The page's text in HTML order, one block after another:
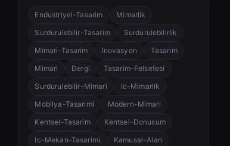
Endustriyel-Tasarim
Mimarlik
Surdurulebilir-Tasarim
Surdurulebilirlik
Mimari-Tasarim
Inovasyon
Tasarim
Mimari
Dergi
Tasarim-Felsefesi
Surdurulebilir-Mimari
Ic-Mimarlik
Mobilya-Tasarimi
Modern-Mimari
Kentsel-Tasarim
Kentsel-Donusum
Ic-Mekan-Tasarimi
Kamusal-Alan